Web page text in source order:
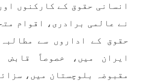
1696 VIEWS جون 9, 2023
گمشدگیاں تسلسل کے ساتھ
بلوچ شاعر سخی ساوڑ کی جبری
انسانی حقوق کے کارکنوں
نے عالمی برادری، اقوام
حقوق کے اداروں سے
ایران میں، خصوصاً قابض
مقبوضہ بلوچستان میں،